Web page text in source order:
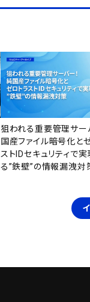
狙われる重要管理サー
国産ファイル暗号化と
ストIDセキュリティで実
る”鉄壁”の情報漏洩対